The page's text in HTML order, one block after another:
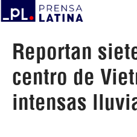
Reportan
centro de
intensas